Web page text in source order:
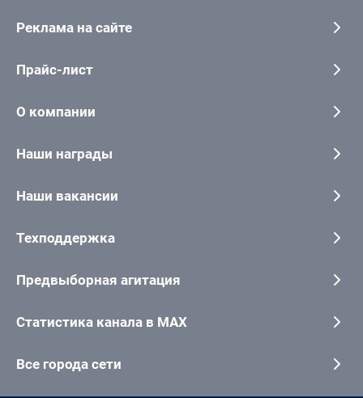
Реклама на сайте
Прайс-лист
О компании
Наши награды
Наши вакансии
Техподдержка
Предвыборная агитация
Статистика канала в MAX
Все города сети